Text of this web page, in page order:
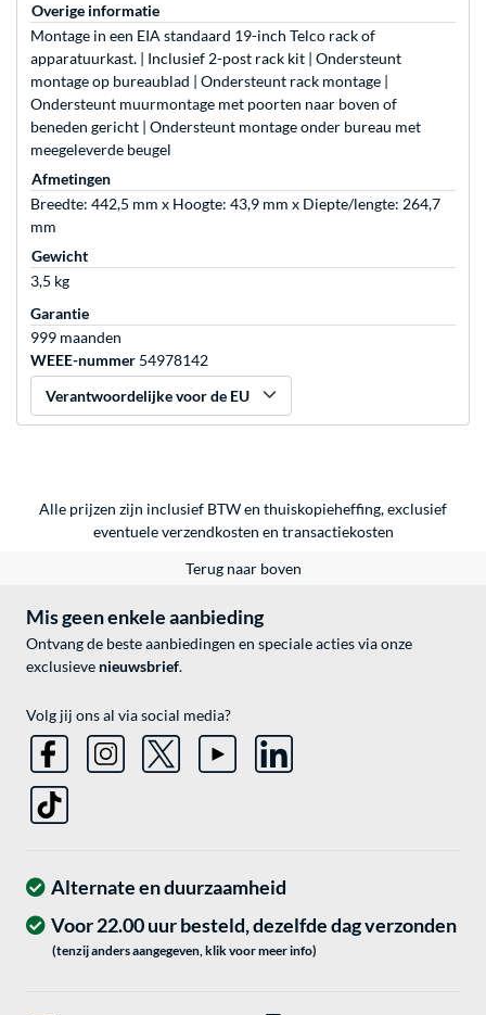
Overige informatie
Montage in een EIA standaard 19-inch Telco rack of
apparatuurkast. | Inclusief 2-post rack kit | Ondersteunt
montage op bureaublad | Ondersteunt rack montage |
Ondersteunt muurmontage met poorten naar boven of
beneden gericht | Ondersteunt montage onder bureau met
meegeleverde beugel
Afmetingen
Breedte: 442,5 mm x Hoogte: 43,9 mm x Diepte/lengte: 264,7
mm
Gewicht
3,5 kg
Garantie
999 maanden
WEEE-nummer 54978142
Verantwoordelijke voor de EU
Alle prijzen zijn inclusief BTW en thuiskopieheffing, exclusief
eventueleverzendkosten en transactiekosten
Terug naar boven
Mis geen enkele aanbieding
Ontvang de beste aanbiedingen en speciale acties via onze
exclusieve nieuwsbrief.
Volg jij ons al via social media?
Alternate en duurzaamheid
Voor 22.00 uur besteld, dezelfde dag verzonden
(tenzij anders aangegeven, klik voor meer info)